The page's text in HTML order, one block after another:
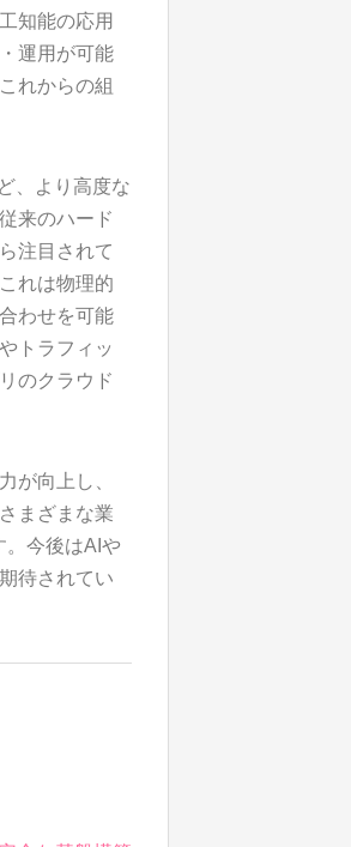
知能の応用
運用が可能
れからの組
、より高度な
来のハード
注目されて
れは物理的
わせを可能
トラフィッ
のクラウド
が向上し、
まざまな業
。今後はAIや
待されてい